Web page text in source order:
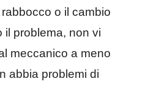
o il cambio
il problema, non vi
meccanico a meno
abbia problemi di